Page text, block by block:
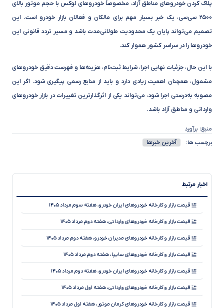
پلاک کردن خودروهای مناطق آزاد، مخصوصاً خودروهای لوکس با حجم موتور بالای
۲۵۰۰ سی‌سی، یک خبر بسیار مهم برای مالکان و فعالان بازار خودرو است. این
تصمیم می‌تواند پایان یک محدودیت طولانی‌مدت باشد و مسیر تردد قانونی این
خودروها را در سراسر کشور هموار کند.
با این حال، جزئیات نهایی اجرا، شرایط ثبت‌نام، هزینه‌ها و فهرست دقیق خودروهای
مشمول، همچنان اهمیت زیادی دارد و باید از منابع رسمی پیگیری شود. اگر این
مصوبه به‌درستی اجرا شود، می‌تواند یکی از اثرگذارترین تغییرات در بازار خودروهای
وارداتی و مناطق آزاد باشد.
منبع: برآورد
برچسب ها: آخرین خبرها
اخبار مرتبط
قیمت بازار و کارخانه خودروهای ایران خودرو، هفته سوم مرداد ۱۴۰۵
قیمت بازار و کارخانه خودروهای وارداتی، هفته دوم مرداد ۱۴۰۵
قیمت بازار و کارخانه خودروهای مدیران خودرو، هفته دوم مرداد ۱۴۰۵
قیمت بازار و کارخانه خودروهای سایپا، هفته دوم مرداد ۱۴۰۵
قیمت بازار و کارخانه خودروهای ایران خودرو، هفته دوم مرداد ۱۴۰۵
قیمت بازار و کارخانه خودروهای وارداتی، هفته اول مرداد ۱۴۰۵
قیمت بازار و کارخانه خودروهای کرمان موتور، هفته اول مرداد ۱۴۰۵